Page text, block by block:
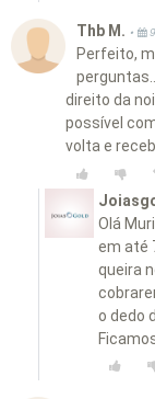
Thb M. •
Perfeito,
direito da
possível
volta e
Olá
em até
queira
o dedo